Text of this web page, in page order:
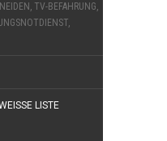
TV-BEFAHRUNG,
LISTE E